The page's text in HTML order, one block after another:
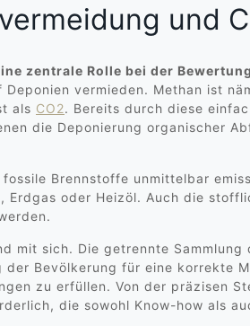
und
zentrale Rolle bei der
vermieden. Methan ist
als CO2. Bereits durch diese
die Deponierung organischer
Brennstoffe unmittelbar
Erdgas oder Heizöl. Auch die
mit sich. Die getrennte
Bevölkerung für eine korrekte
zu erfüllen. Von der präzisen
die sowohl Know-how als